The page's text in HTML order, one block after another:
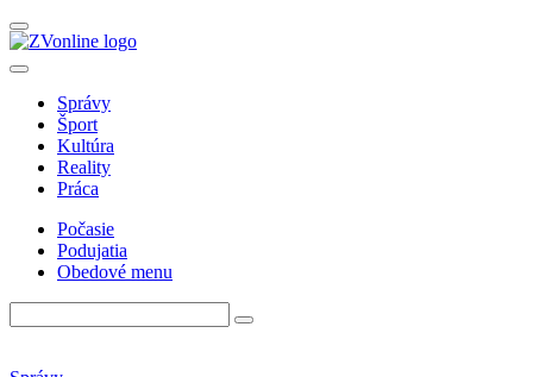
Správy
Šport
Kultúra
Reality
Práca
Počasie
Podujatia
Obedové menu